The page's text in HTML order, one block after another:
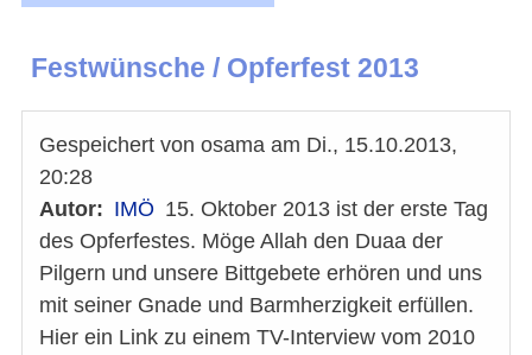
Festwünsche / Opferfest 2013
Gespeichert von osama am Di., 15.10.2013,
20:28
Autor
IMÖ 15. Oktober 2013 ist der erste Tag
des Opferfestes. Möge Allah den Duaa der
Pilgern und unsere Bittgebete erhören und uns
mit seiner Gnade und Barmherzigkeit erfüllen.
Hier ein Link zu einem TV-Interview vom 2010